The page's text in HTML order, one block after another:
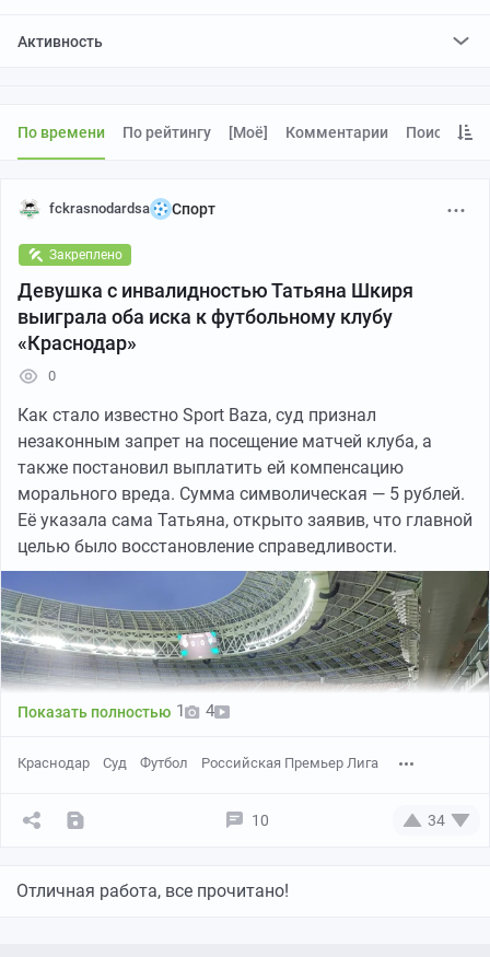
Активность
По времени По рейтингу [моё] Комментарии Поиск
fckrasnodardsa Спорт
Закреплено
Девушка с инвалидностью Татьяна Шкиря
выиграла оба иска к футбольному клубу
«Краснодар»
0
Как стало известно Sport Baza, суд признал
незаконным запрет на посещение матчей клуба, а
также постановил выплатить ей компенсацию
морального вреда. Сумма символическая — 5 рублей.
Её указала сама Татьяна, открыто заявив, что главной
целью было восстановление справедливости.
Показать полностью 1 4
Краснодар Суд Футбол Российская Премьер Лига
10 34
Отличная работа, все прочитано!